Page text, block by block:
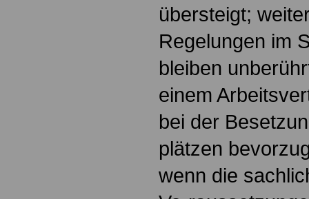
übersteigt;
Regelungen im
bleiben
einem
bei der
plätzen
wenn die